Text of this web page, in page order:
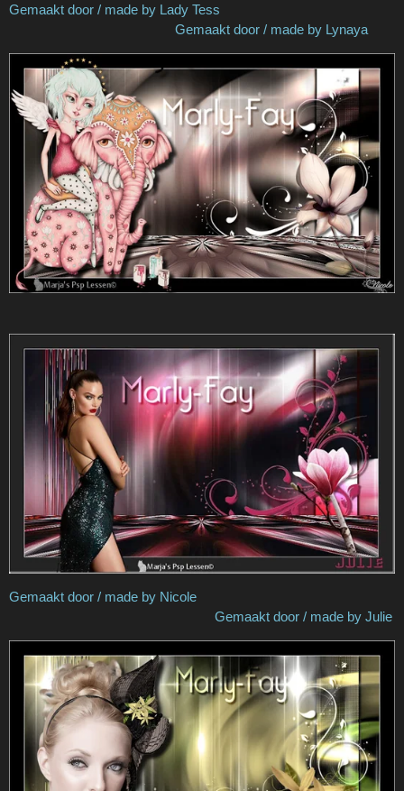
Gemaakt door / made by Lady Tess
Gemaakt door / made by Lynaya
Gemaakt door / made by Nicole
Gemaakt door / made by Julie